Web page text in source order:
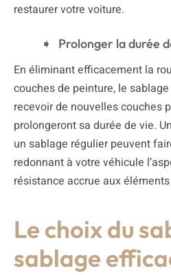
restaurer votre voiture.
Prolonger la durée
En éliminant efficacement la
couches de peinture, le
recevoir de nouvelles couches
prolongeront sa durée de vie.
un sablage régulier peuvent
redonnant à votre véhicule
résistance accrue aux
Le choix du
sablage